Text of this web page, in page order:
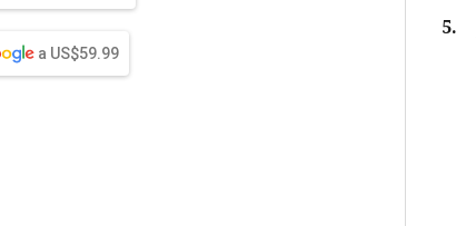
5.